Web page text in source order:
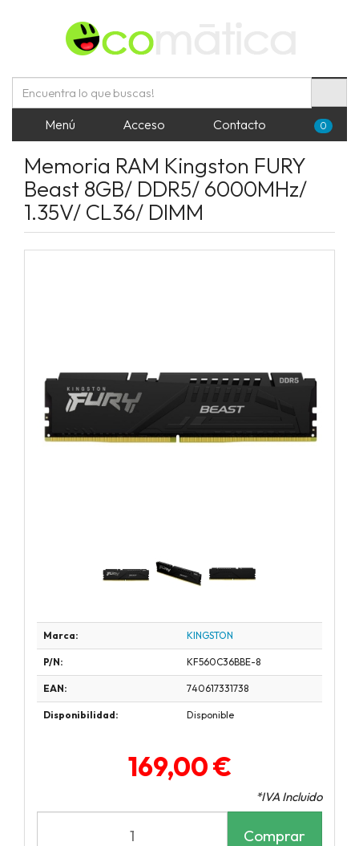
Menú Acceso Contacto 0
Memoria RAM Kingston FURY
Beast 8GB/ DDR5/ 6000MHz/
1.35V/ CL36/ DIMM
Marca: KINGSTON
P/N: KF560C36BBE-8
EAN: 740617331738
Disponibilidad: Disponible
169,00 €
*IVA Incluido
Comprar